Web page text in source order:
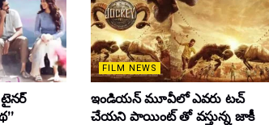
FILM NEWS
ఇండియన్ మూవీలో ఎవరు టచ్
చేయని పాయింట్ తో వస్తున్న జాకీ